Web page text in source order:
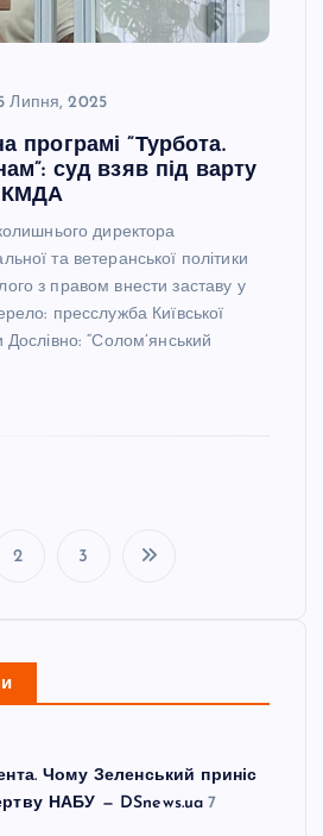
Липня, 2025
програмі ”Турбота.
суд взяв під варту
КМДА
директора
та ветеранської політики
з правом внести заставу у
пресслужба Київської
Дослівно: “Солом’янський
г
і
н
2 3
Чому Зеленський приніс
НАБУ — DSnews.ua 7